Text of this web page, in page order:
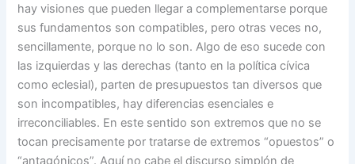
hay visiones que pueden llegar a complementarse porque
sus fundamentos son compatibles, pero otras veces no,
sencillamente, porque no lo son. Algo de eso sucede con
las izquierdas y las derechas (tanto en la política cívica
como eclesial), parten de presupuestos tan diversos que
son incompatibles, hay diferencias esenciales e
irreconciliables. En este sentido son extremos que no se
tocan precisamente por tratarse de extremos “opuestos” o
“antagónicos”. Aquí no cabe el discurso simplón de